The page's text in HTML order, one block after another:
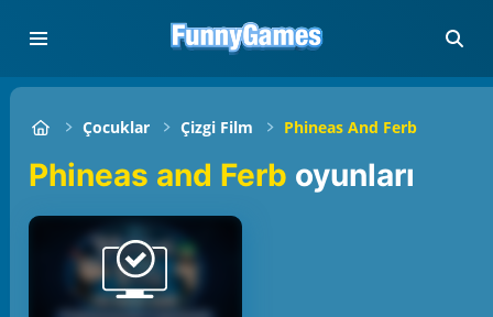
Çocuklar Çizgi Film Phineas And Ferb
Phineas and Ferb oyunları